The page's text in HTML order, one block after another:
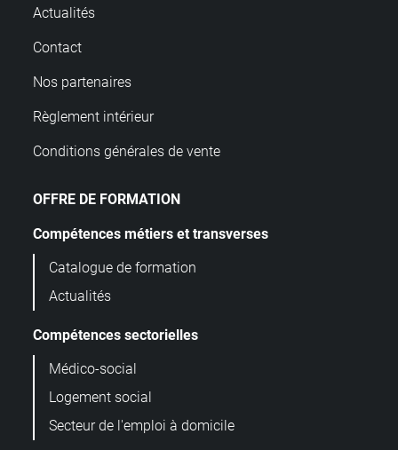
Actualités
Contact
Nos partenaires
Règlement intérieur
Conditions générales de vente
OFFRE DE FORMATION
Compétences métiers et transverses
Catalogue de formation
Actualités
Compétences sectorielles
Médico-social
Logement social
Secteur de l'emploi à domicile